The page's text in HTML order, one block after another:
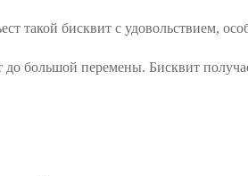
такой бисквит с удовольствием,
большой перемены. Бисквит